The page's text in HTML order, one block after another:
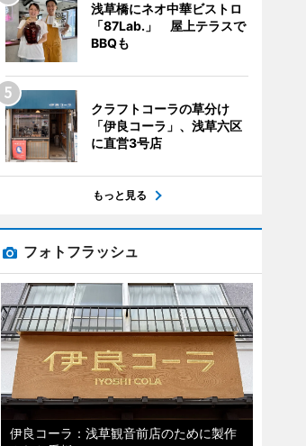
浅草橋にネオ中華ビストロ
「87Lab.」 屋上テラスで
BBQも
クラフトコーラの草分け
「伊良コーラ」、浅草六区
に直営3号店
もっと見る
フォトフラッシュ
伊良コーラ：浅草観音前店のために製作